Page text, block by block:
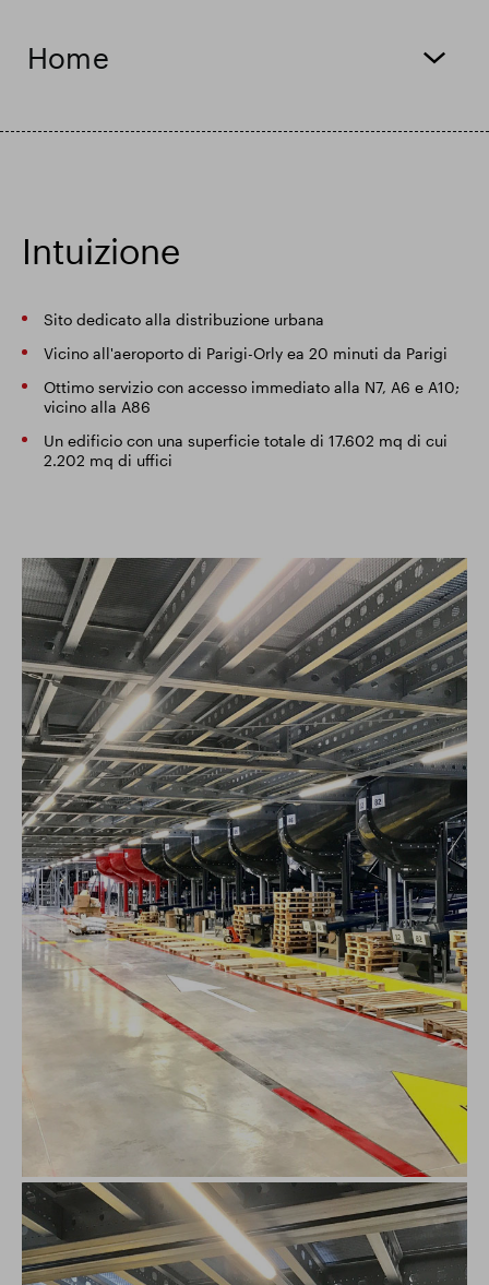
Home
Intuizione
Sito dedicato alla distribuzione urbana
Vicino all'aeroporto di Parigi-Orly ea 20 minuti da Parigi
Ottimo servizio con accesso immediato alla N7, A6 e A10;
vicino alla A86
Un edificio con una superficie totale di 17.602 mq di cui
2.202 mq di uffici